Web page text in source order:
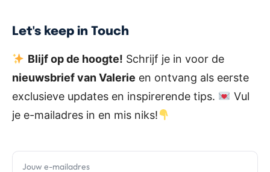
Let's keep in Touch
Blijf op de hoogte! Schrijf je in voor de
nieuwsbrief van Valerie en ontvang als eerste
exclusieve updates en inspirerende tips.
Vul
je e-mailadres in en mis niks!